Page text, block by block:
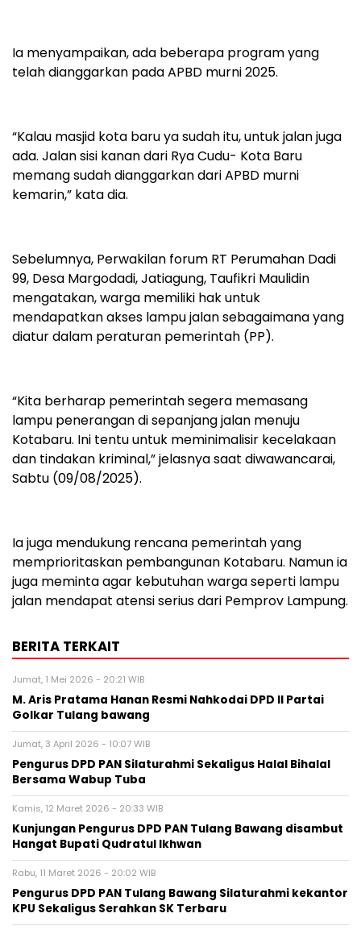
Ia menyampaikan, ada beberapa program yang
telah dianggarkan pada APBD murni 2025.
“Kalau masjid kota baru ya sudah itu, untuk jalan juga
ada. Jalan sisi kanan dari Rya Cudu- Kota Baru
memang sudah dianggarkan dari APBD murni
kemarin,” kata dia.
Sebelumnya, Perwakilan forum RT Perumahan Dadi
99, Desa Margodadi, Jatiagung, Taufikri Maulidin
mengatakan, warga memiliki hak untuk
mendapatkan akses lampu jalan sebagaimana yang
diatur dalam peraturan pemerintah (PP).
“Kita berharap pemerintah segera memasang
lampu penerangan di sepanjang jalan menuju
Kotabaru. Ini tentu untuk meminimalisir kecelakaan
dan tindakan kriminal,” jelasnya saat diwawancarai,
Sabtu (09/08/2025).
Ia juga mendukung rencana pemerintah yang
memprioritaskan pembangunan Kotabaru. Namun ia
juga meminta agar kebutuhan warga seperti lampu
jalan mendapat atensi serius dari Pemprov Lampung.
BERITA TERKAIT
Jumat, 1 Mei 2026 - 20:21 WIB
M. Aris Pratama Hanan Resmi Nahkodai DPD II Partai
Golkar Tulang bawang
Jumat, 3 April 2026 - 10:07 WIB
Pengurus DPD PAN Silaturahmi Sekaligus Halal Bihalal
Bersama Wabup Tuba
Kamis, 12 Maret 2026 - 20:33 WIB
Kunjungan Pengurus DPD PAN Tulang Bawang disambut
Hangat Bupati Qudratul Ikhwan
Rabu, 11 Maret 2026 - 20:02 WIB
Pengurus DPD PAN Tulang Bawang Silaturahmi kekantor
KPU Sekaligus Serahkan SK Terbaru